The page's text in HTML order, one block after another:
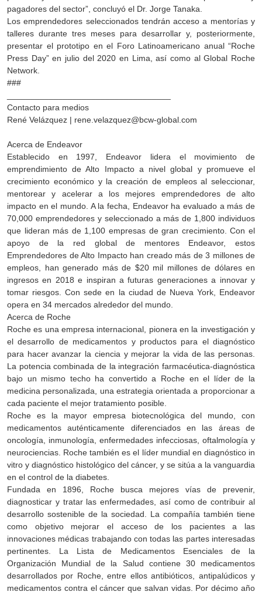
pagadores del sector”, concluyó el Dr. Jorge Tanaka.
Los emprendedores seleccionados tendrán acceso a mentorías y
talleres durante tres meses para desarrollar y, posteriormente,
presentar el prototipo en el Foro Latinoamericano anual “Roche
Press Day” en julio del 2020 en Lima, así como al Global Roche
Network.
###
Contacto para medios
René Velázquez | rene.velazquez@bcw-global.com
Acerca de Endeavor
Establecido en 1997, Endeavor lidera el movimiento de
emprendimiento de Alto Impacto a nivel global y promueve el
crecimiento económico y la creación de empleos al seleccionar,
mentorear y acelerar a los mejores emprendedores de alto
impacto en el mundo. A la fecha, Endeavor ha evaluado a más de
70,000 emprendedores y seleccionado a más de 1,800 individuos
que lideran más de 1,100 empresas de gran crecimiento. Con el
apoyo de la red global de mentores Endeavor, estos
Emprendedores de Alto Impacto han creado más de 3 millones de
empleos, han generado más de $20 mil millones de dólares en
ingresos en 2018 e inspiran a futuras generaciones a innovar y
tomar riesgos. Con sede en la ciudad de Nueva York, Endeavor
opera en 34 mercados alrededor del mundo.
Acerca de Roche
Roche es una empresa internacional, pionera en la investigación y
el desarrollo de medicamentos y productos para el diagnóstico
para hacer avanzar la ciencia y mejorar la vida de las personas.
La potencia combinada de la integración farmacéutica-diagnóstica
bajo un mismo techo ha convertido a Roche en el líder de la
medicina personalizada, una estrategia orientada a proporcionar a
cada paciente el mejor tratamiento posible.
Roche es la mayor empresa biotecnológica del mundo, con
medicamentos auténticamente diferenciados en las áreas de
oncología, inmunología, enfermedades infecciosas, oftalmología y
neurociencias. Roche también es el líder mundial en diagnóstico in
vitro y diagnóstico histológico del cáncer, y se sitúa a la vanguardia
en el control de la diabetes.
Fundada en 1896, Roche busca mejores vías de prevenir,
diagnosticar y tratar las enfermedades, así como de contribuir al
desarrollo sostenible de la sociedad. La compañía también tiene
como objetivo mejorar el acceso de los pacientes a las
innovaciones médicas trabajando con todas las partes interesadas
pertinentes. La Lista de Medicamentos Esenciales de la
Organización Mundial de la Salud contiene 30 medicamentos
desarrollados por Roche, entre ellos antibióticos, antipalúdicos y
medicamentos contra el cáncer que salvan vidas. Por décimo año